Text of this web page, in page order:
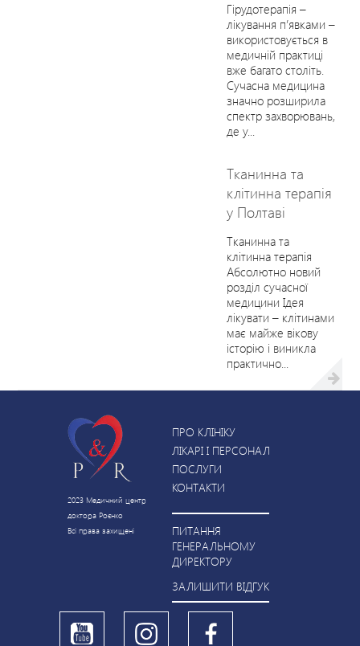
Гірудотерапія –
лікування п’явками –
використовується в
медичній практиці
вже багато століть.
Сучасна медицина
значно розширила
спектр захворювань,
де у...
Тканинна та
клітинна терапія
у Полтаві
Тканинна та
клітинна терапія
Абсолютно новий
розділ сучасної
медицини Ідея
лікувати – клітинами
має майже вікову
історію і виникла
практично...
2023 Медичний центр
доктора Роєнко
Всі права захищені
ПРО КЛІНІКУ
ЛІКАРІ І ПЕРСОНАЛ
ПОСЛУГИ
КОНТАКТИ
ПИТАННЯ
ГЕНЕРАЛЬНОМУ
ДИРЕКТОРУ
ЗАЛИШИТИ ВІДГУК